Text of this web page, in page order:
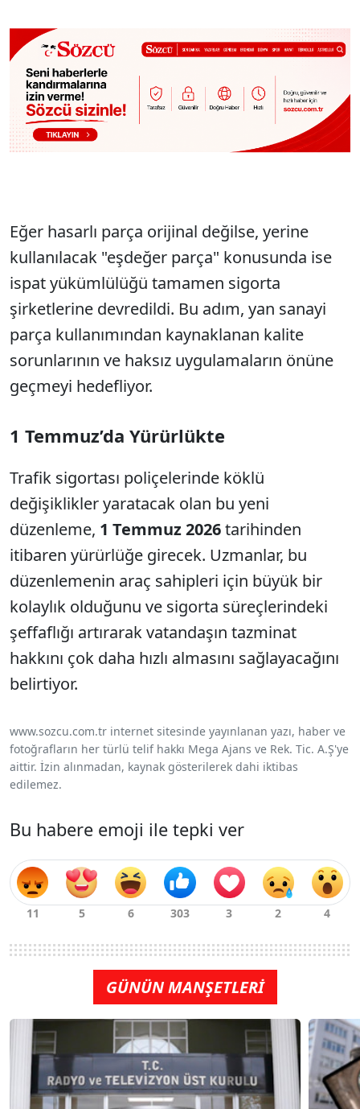
Eğer hasarlı parça orijinal değilse, yerine
kullanılacak "eşdeğer parça" konusunda ise
ispat yükümlülüğü tamamen sigorta
şirketlerine devredildi. Bu adım, yan sanayi
parça kullanımından kaynaklanan kalite
sorunlarının ve haksız uygulamaların önüne
geçmeyi hedefliyor.
1 Temmuz’da Yürürlükte
Trafik sigortası poliçelerinde köklü
değişiklikler yaratacak olan bu yeni
düzenleme, 1 Temmuz 2026tarihinden
itibaren yürürlüğe girecek. Uzmanlar, bu
düzenlemenin araç sahipleri için büyük bir
kolaylık olduğunu ve sigorta süreçlerindeki
şeffaflığı artırarak vatandaşın tazminat
hakkını çok daha hızlı almasını sağlayacağını
belirtiyor.
www.sozcu.com.tr internet sitesinde yayınlanan yazı, haber ve
fotoğrafların her türlü telif hakkı Mega Ajans ve Rek. Tic. A.Ş'ye
aittir. İzin alınmadan, kaynak gösterilerek dahi iktibas
edilemez.
Bu habere emoji ile tepki ver
GÜNÜN MANŞETLERİ